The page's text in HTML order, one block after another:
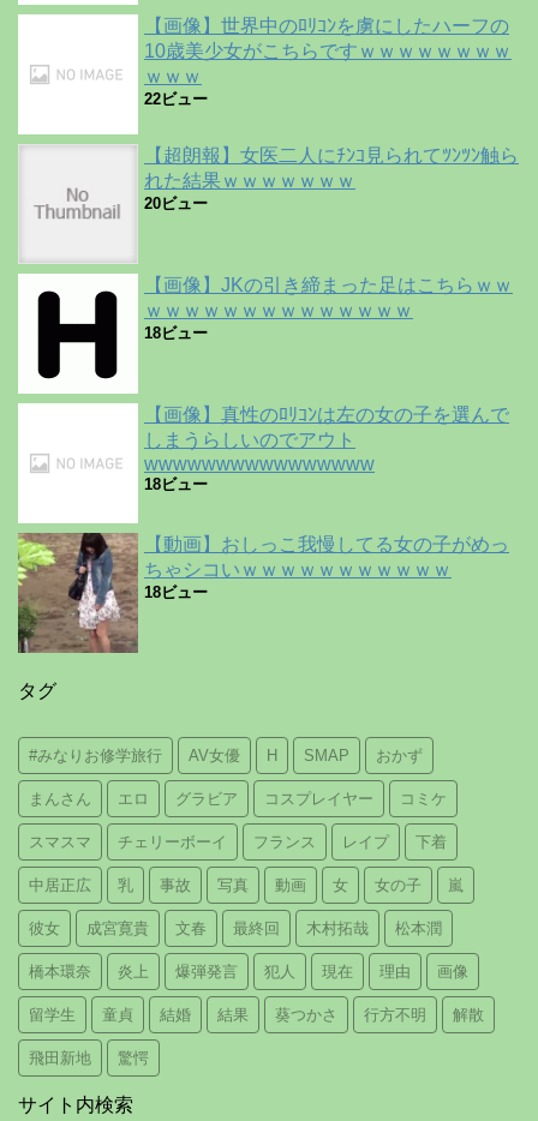
【画像】世界中のﾛﾘｺﾝを虜にしたハーフの
10歳美少女がこちらですｗｗｗｗｗｗｗｗ
ｗｗｗ
22ビュー
【超朗報】女医二人にﾁﾝｺ見られてﾂﾝﾂﾝ触ら
れた結果ｗｗｗｗｗｗｗ
20ビュー
【画像】JKの引き締まった足はこちらｗｗ
ｗｗｗｗｗｗｗｗｗｗｗｗｗｗ
18ビュー
【画像】真性のﾛﾘｺﾝは左の女の子を選んで
しまうらしいのでアウト
wwwwwwwwwwwwwwww
18ビュー
【動画】おしっこ我慢してる女の子がめっ
ちゃシコいｗｗｗｗｗｗｗｗｗｗｗ
18ビュー
タグ
#みなりお修学旅行 AV女優 H SMAP おかず
まんさん エロ グラビア コスプレイヤー コミケ
スマスマ チェリーボーイ フランス レイプ 下着
中居正広 乳 事故 写真 動画 女 女の子 嵐
彼女 成宮寛貴 文春 最終回 木村拓哉 松本潤
橋本環奈 炎上 爆弾発言 犯人 現在 理由 画像
留学生 童貞 結婚 結果 葵つかさ 行方不明 解散
飛田新地 驚愕
サイト内検索